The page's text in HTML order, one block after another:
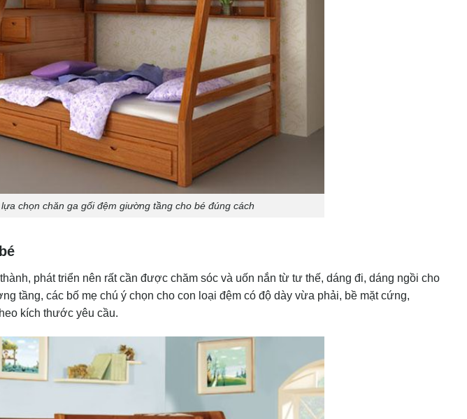
chọn chăn ga gối đệm giường tầng cho bé đúng cách
phát triển nên rất cần được chăm sóc và uốn nắn từ tư thế, dáng đi, dáng ngồi cho
tầng, các bố mẹ chú ý chọn cho con loại đệm có độ dày vừa phải, bề mặt cứng,
kích thước yêu cầu.